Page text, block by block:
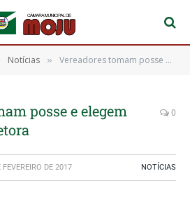
Notícias » Vereadores tomam posse e elegem nova mesa diretora
posse e elegem
0
FEVEREIRO DE 2017 NOTÍCIAS